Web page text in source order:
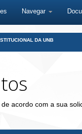
Navegar
DA UNB
acordo com a sua